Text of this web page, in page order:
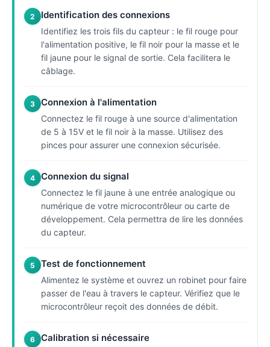
2 Identification des connexions
Identifiez les trois fils du capteur : le fil rouge pour
l'alimentation positive, le fil noir pour la masse et le
fil jaune pour le signal de sortie. Cela facilitera le
câblage.
3 Connexion à l'alimentation
Connectez le fil rouge à une source d'alimentation
de 5 à 15V et le fil noir à la masse. Utilisez des
pinces pour assurer une connexion sécurisée.
4 Connexion du signal
Connectez le fil jaune à une entrée analogique ou
numérique de votre microcontrôleur ou carte de
développement. Cela permettra de lire les données
du capteur.
5 Test de fonctionnement
Alimentez le système et ouvrez un robinet pour faire
passer de l'eau à travers le capteur. Vérifiez que le
microcontrôleur reçoit des données de débit.
6 Calibration si nécessaire